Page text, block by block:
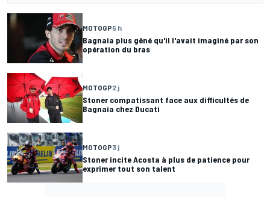
MOTOGP5 h
Bagnaia plus gêné qu'il l'avait imaginé par son
opération du bras
MOTOGP2 j
Stoner compatissant face aux difficultés de
Bagnaia chez Ducati
MOTOGP3 j
Stoner incite Acosta à plus de patience pour
exprimer tout son talent